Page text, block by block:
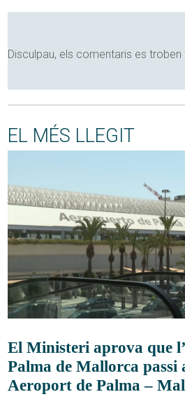
Disculpau, els comentaris es
EL MÉS LLEGIT
El Ministeri aprova que
Palma de Mallorca passi
Aeroport de Palma –